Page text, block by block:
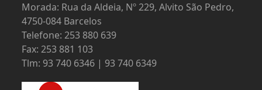
Morada: Rua da Aldeia, Nº 229, Alvito São Pedro,
4750-084 Barcelos
Telefone: 253 880 639
Fax: 253 881 103
Tlm: 93 740 6346 | 93 740 6349